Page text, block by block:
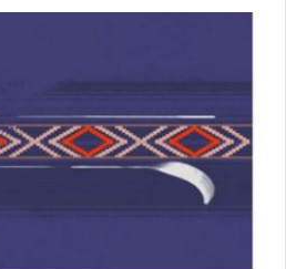
شورای صدور پروانه نمایش
فیلم کوتاه
مستند